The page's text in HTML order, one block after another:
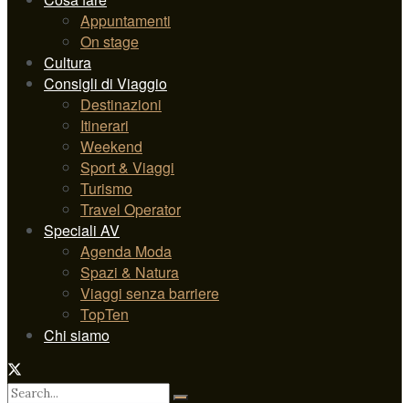
Appuntamenti
On stage
Cultura
Consigli di Viaggio
Destinazioni
Itinerari
Weekend
Sport & Viaggi
Turismo
Travel Operator
Speciali AV
Agenda Moda
Spazi & Natura
Viaggi senza barriere
TopTen
Chi siamo